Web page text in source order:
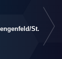
​St.